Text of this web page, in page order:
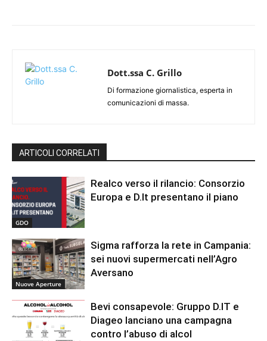
Dott.ssa C. Grillo
Di formazione giornalistica, esperta in
comunicazioni di massa.
ARTICOLI CORRELATI
GDO
Realco verso il rilancio: Consorzio
Europa e D.It presentano il piano
Nuove Aperture
Sigma rafforza la rete in Campania:
sei nuovi supermercati nell’Agro
Aversano
Bevi consapevole: Gruppo D.IT e
Diageo lanciano una campagna
contro l’abuso di alcol